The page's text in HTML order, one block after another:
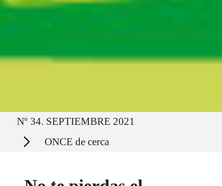
Ruta del sitio
Nº 34. SEPTIEMBRE 2021
Secciones ONCE de cerca